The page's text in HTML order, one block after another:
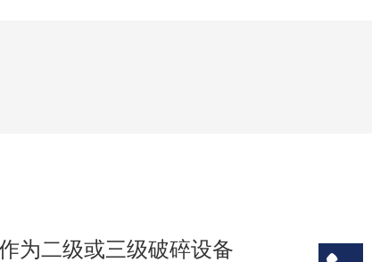
为二级或三级破碎设备